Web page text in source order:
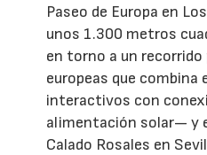
Paseo de Europa en
unos 1.300 metros
en torno a un recorrido
europeas que combina
interactivos con
alimentación solar— y
Calado Rosales en